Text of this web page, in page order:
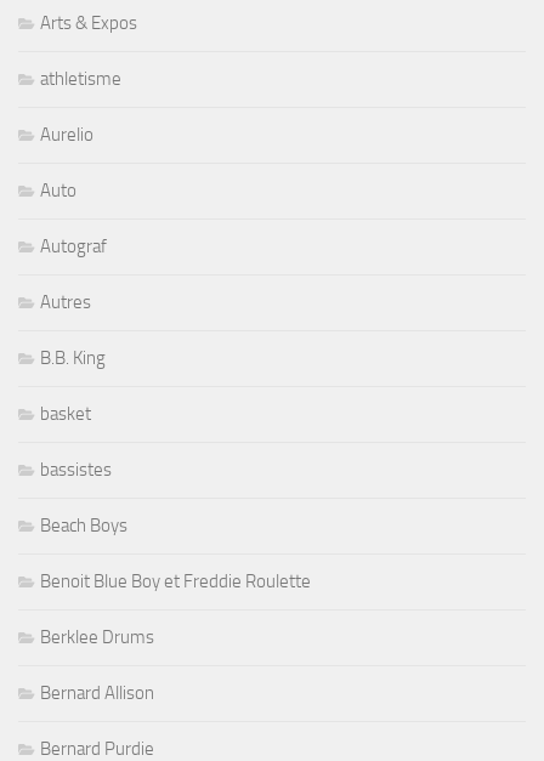
Arts & Expos
athletisme
Aurelio
Auto
Autograf
Autres
B.B. King
basket
bassistes
Beach Boys
Benoit Blue Boy et Freddie Roulette
Berklee Drums
Bernard Allison
Bernard Purdie